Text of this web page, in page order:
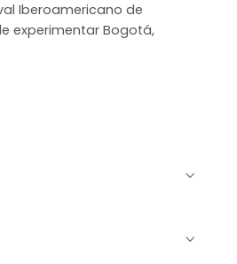
Iberoamericano de
experimentar Bogotá,